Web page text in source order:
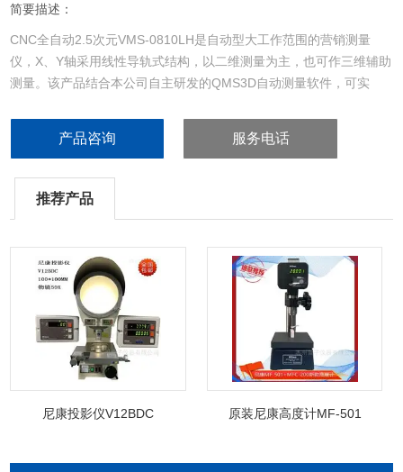
简要描述：
CNC全自动2.5次元VMS-0810LH是自动型大工作范围的营销测量
仪，X、Y轴采用线性导轨式结构，以二维测量为主，也可作三维辅助
测量。该产品结合本公司自主研发的QMS3D自动测量软件，可实
产品咨询 服务电话
推荐产品
尼康投影仪V12BDC 原装尼康高度计MF-501